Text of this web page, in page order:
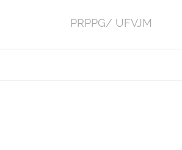
PRPPG/ UFVJM